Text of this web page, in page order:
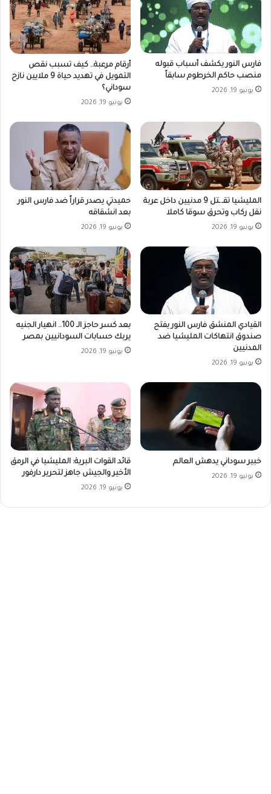
فارس النور يكشف أسباب قبوله
منصب حاكم الخرطوم سابقاً
يونيو 19, 2026
أرقام مرعبة.. كيف تسبب نقص
التمويل في تهديد حياة 9 ملايين نازح
سوداني؟
يونيو 19, 2026
المليشيا تقـ.ـتل 9 مدنيين داخل عربة
نقل ركاب وتحرق سوقا كاملا
يونيو 19, 2026
حميدتي يصدر قراراً ضد فارس النور
بعد انشقاقه
يونيو 19, 2026
القيادي المنشق فارس النور يفتح
صندوق انتهاكات المليشيا ضد
المدنيين
يونيو 19, 2026
بعد كسر حاجز الـ 100.. انهيار الجنيه
يربك حسابات السودانيين بمصر
يونيو 19, 2026
خبير سوداني يدهش العالم
يونيو 19, 2026
قائد القوات البرية: المليشيا في الرمق
الأخير والجيش جاهز لتحرير دارفور
يونيو 19, 2026